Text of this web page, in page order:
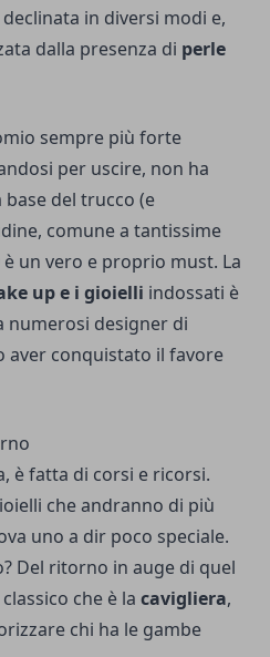
declinata in diversi modi e,
dalla presenza di perle
sempre più forte
per uscire, non ha
base del trucco (e
comune a tantissime
è un vero e proprio must. La
up e i gioielli indossati è
designer di
aver conquistato il favore
è fatta di corsi e ricorsi.
che andranno di più
uno a dir poco speciale.
Del ritorno in auge di quel
che è la cavigliera,
chi ha le gambe